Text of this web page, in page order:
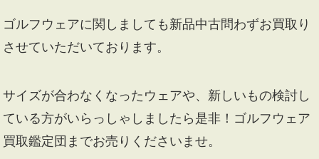
ゴルフウェアに関しましても新品中古問わずお買取り
させていただいております。
サイズが合わなくなったウェアや、新しいもの検討し
ている方がいらっしゃしましたら是非！ゴルフウェア
買取鑑定団までお売りくださいませ。